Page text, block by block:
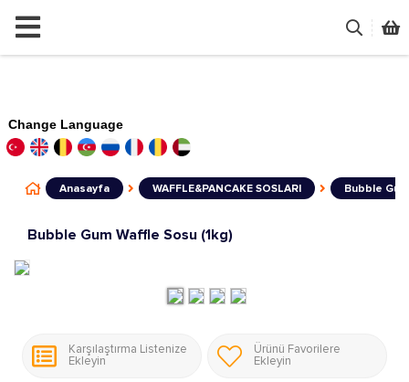
Change Language
Anasayfa WAFFLE&PANCAKE SOSLARI Bubble
Bubble Gum Waffle Sosu (1kg)
Karşılaştırma Listenize
Ekleyin
Ürünü Favorilere
Ekleyin